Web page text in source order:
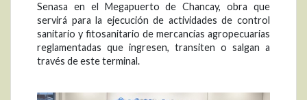
Senasa en el Megapuerto de Chancay, obra que
servirá para la ejecución de actividades de control
sanitario y fitosanitario de mercancías agropecuarias
reglamentadas que ingresen, transiten o salgan a
través de este terminal.